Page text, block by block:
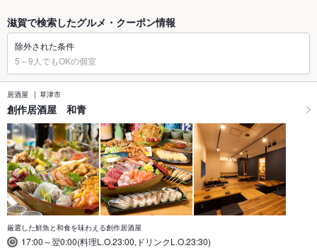
滋賀で検索したグルメ・クーポン情報
除外された条件
5～9人でもOKの個室
居酒屋 草津市
創作居酒屋 和青
厳選した鮮魚と和食を味わえる創作居酒屋
17:00～翌0:00(料理L.O.23:00,ドリンクL.O.23:30)